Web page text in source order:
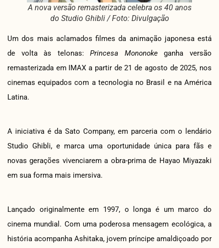
A nova versão remasterizada celebra os 40 anos
do Studio Ghibli / Foto: Divulgação
Um dos mais aclamados filmes da animação japonesa está
de volta às telonas:Princesa Mononokeganha versão
remasterizada em IMAX a partir de 21 de agosto de 2025, nos
cinemas equipados com a tecnologia no Brasil e na América
Latina.
A iniciativa é da Sato Company, em parceria com o lendário
Studio Ghibli, e marca uma oportunidade única para fãs e
novas gerações vivenciarem a obra-prima de Hayao Miyazaki
em sua forma mais imersiva.
Lançado originalmente em 1997, o longa é um marco do
cinema mundial. Com uma poderosa mensagem ecológica, a
história acompanha Ashitaka, jovem príncipe amaldiçoado por